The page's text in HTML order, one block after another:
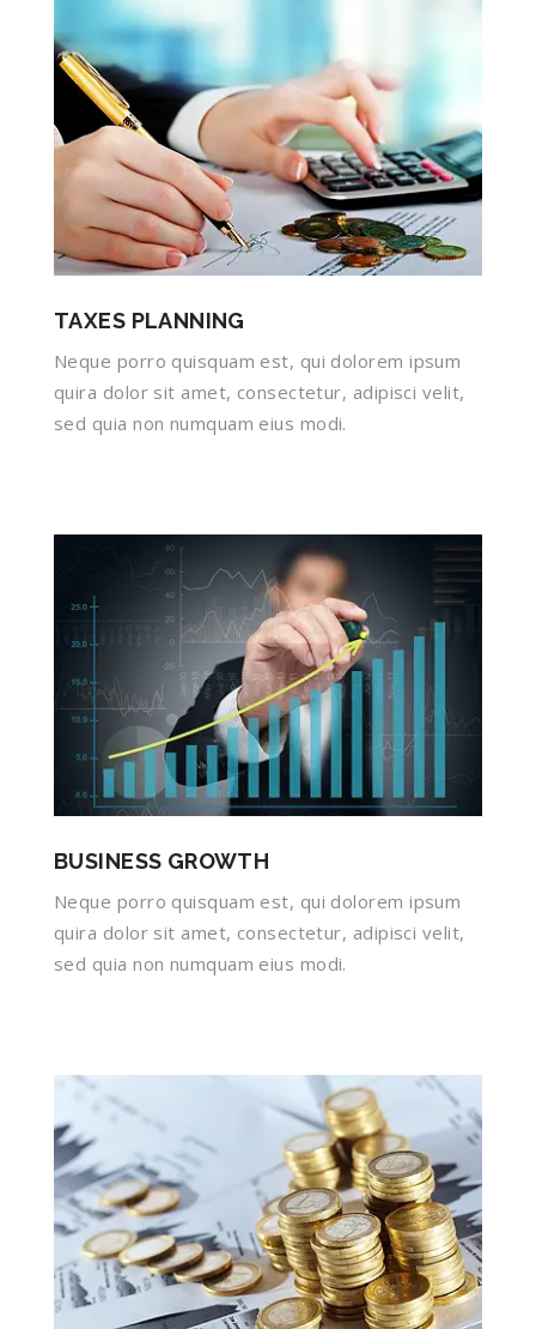
TAXES PLANNING
Neque porro quisquam est, qui dolorem ipsum
quira dolor sit amet, consectetur, adipisci velit,
sed quia non numquam eius modi.
BUSINESS GROWTH
Neque porro quisquam est, qui dolorem ipsum
quira dolor sit amet, consectetur, adipisci velit,
sed quia non numquam eius modi.